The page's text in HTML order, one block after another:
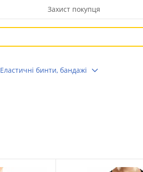
Захист покупця
Еластичні бинти, бандажі